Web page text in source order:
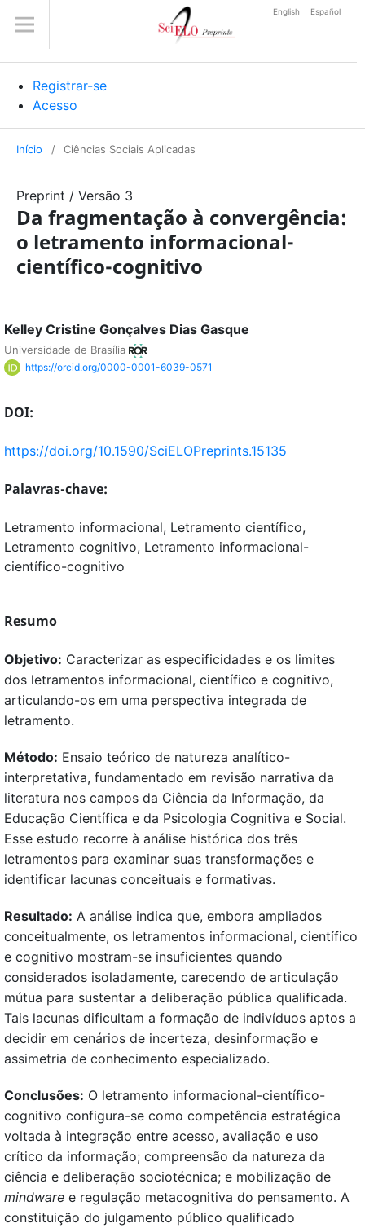
Registrar-se
Acesso
English Español
Início / Ciências Sociais Aplicadas
Preprint / Versão 3
Da fragmentação à convergência:
o letramento informacional-
científico-cognitivo
Kelley Cristine Gonçalves Dias Gasque
Universidade de Brasília
https://orcid.org/0000-0001-6039-0571
DOI:
https://doi.org/10.1590/SciELOPreprints.15135
Palavras-chave:
Letramento informacional, Letramento científico,
Letramento cognitivo, Letramento informacional-
científico-cognitivo
Resumo
Objetivo: Caracterizar as especificidades e os limites
dos letramentos informacional, científico e cognitivo,
articulando-os em uma perspectiva integrada de
letramento.
Método: Ensaio teórico de natureza analítico-
interpretativa, fundamentado em revisão narrativa da
literatura nos campos da Ciência da Informação, da
Educação Científica e da Psicologia Cognitiva e Social.
Esse estudo recorre à análise histórica dos três
letramentos para examinar suas transformações e
identificar lacunas conceituais e formativas.
Resultado: A análise indica que, embora ampliados
conceitualmente, os letramentos informacional, científico
e cognitivo mostram-se insuficientes quando
considerados isoladamente, carecendo de articulação
mútua para sustentar a deliberação pública qualificada.
Tais lacunas dificultam a formação de indivíduos aptos a
decidir em cenários de incerteza, desinformação e
assimetria de conhecimento especializado.
Conclusões: O letramento informacional-científico-
cognitivo configura-se como competência estratégica
voltada à integração entre acesso, avaliação e uso
crítico da informação; compreensão da natureza da
ciência e deliberação sociotécnica; e mobilização de
mindware e regulação metacognitiva do pensamento. A
constituição do julgamento público qualificado